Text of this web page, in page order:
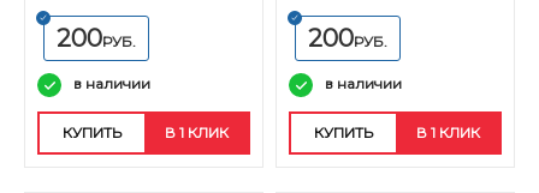
200РУБ.
в наличии
КУПИТЬ В 1 КЛИК
200РУБ.
в наличии
КУПИТЬ В 1 КЛИК